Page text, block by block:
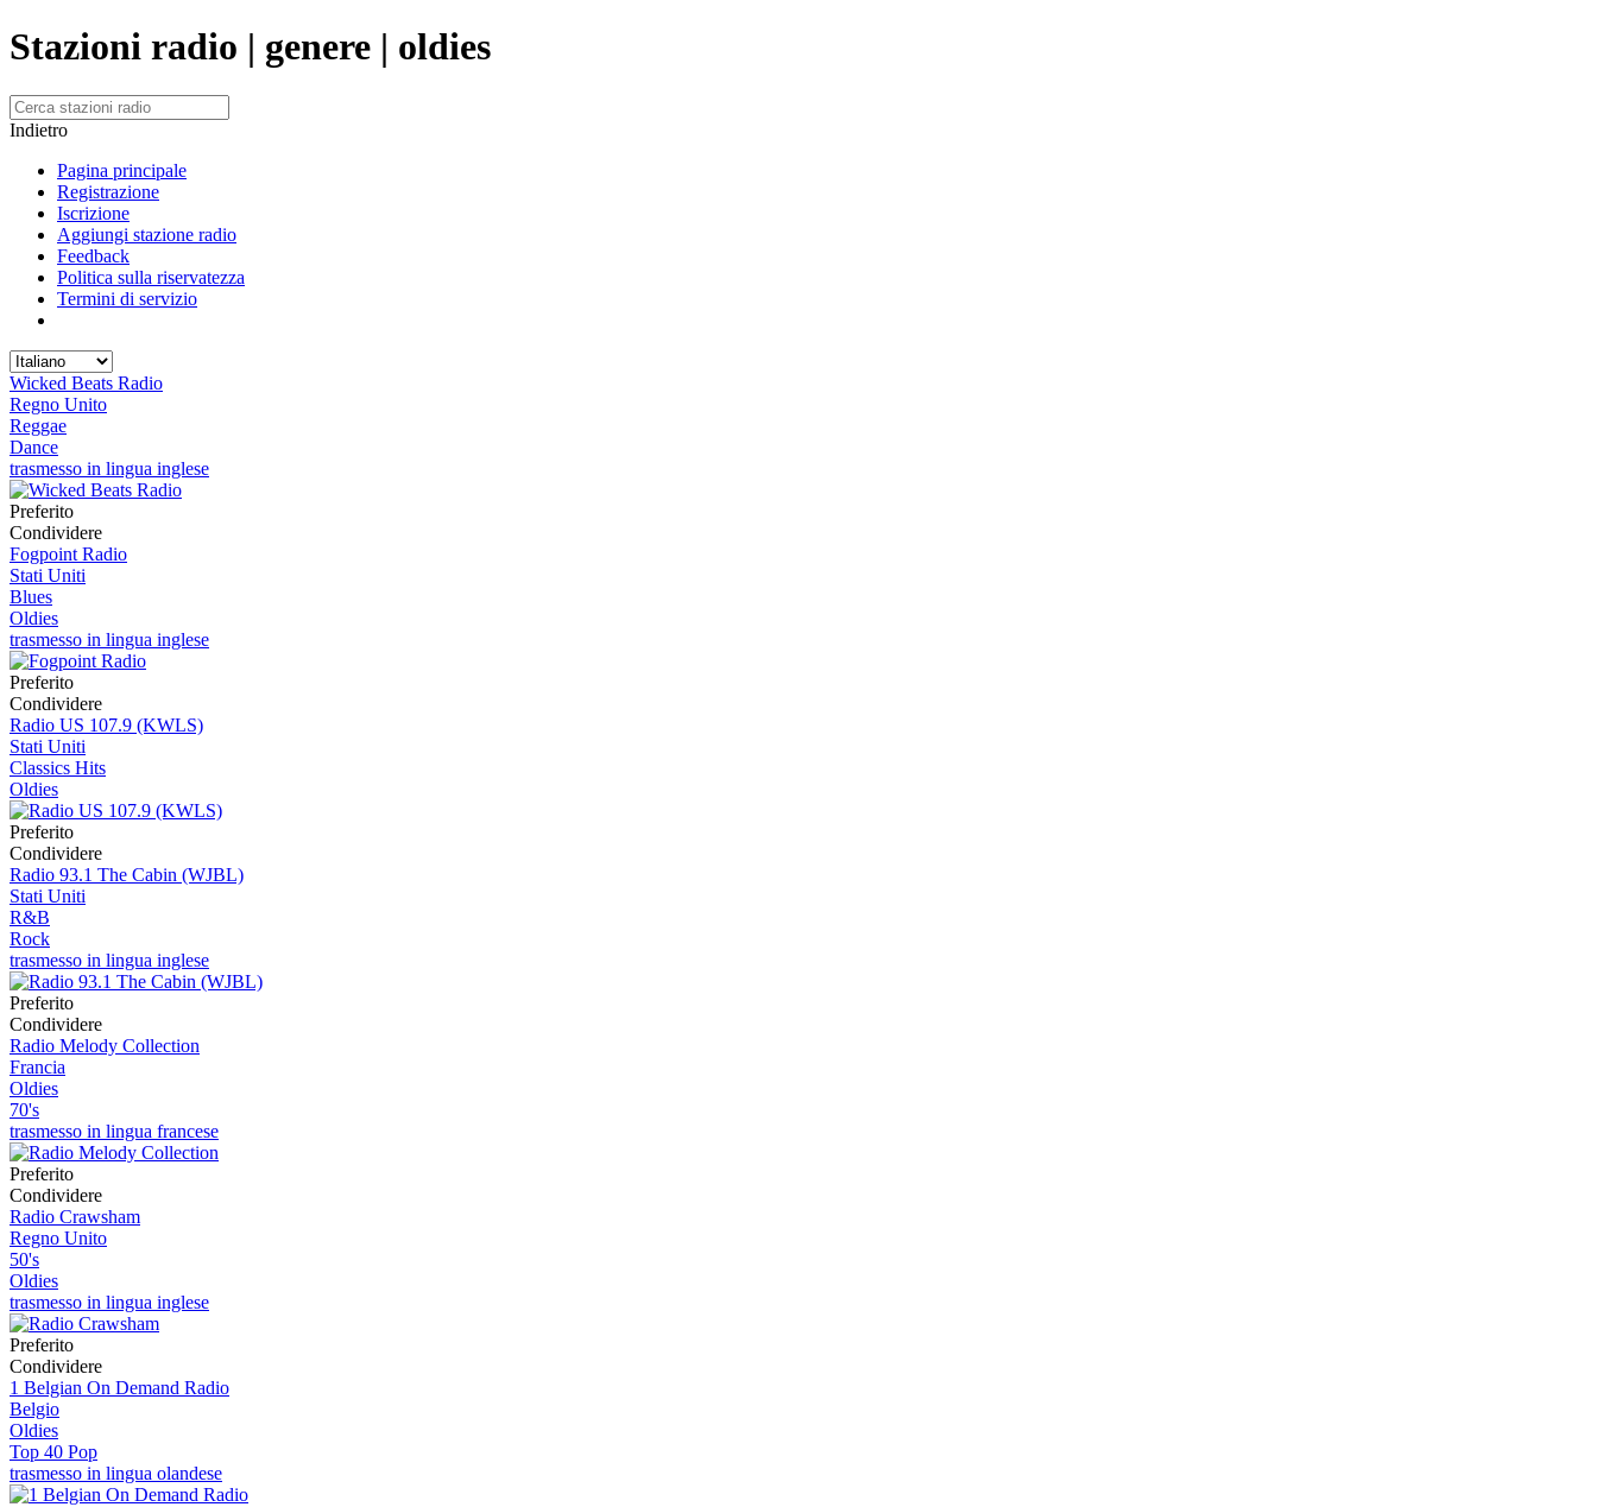
Stazioni radio | genere | oldies
Indietro
Pagina principale
Registrazione
Iscrizione
Aggiungi stazione radio
Feedback
Politica sulla riservatezza
Termini di servizio
Wicked Beats Radio
Regno Unito
Reggae
Dance
trasmesso in lingua inglese
Preferito
Condividere
Fogpoint Radio
Stati Uniti
Blues
Oldies
trasmesso in lingua inglese
Preferito
Condividere
Radio US 107.9 (KWLS)
Stati Uniti
Classics Hits
Oldies
Preferito
Condividere
Radio 93.1 The Cabin (WJBL)
Stati Uniti
R&B
Rock
trasmesso in lingua inglese
Preferito
Condividere
Radio Melody Collection
Francia
Oldies
70's
trasmesso in lingua francese
Preferito
Condividere
Radio Crawsham
Regno Unito
50's
Oldies
trasmesso in lingua inglese
Preferito
Condividere
1 Belgian On Demand Radio
Belgio
Oldies
Top 40 Pop
trasmesso in lingua olandese